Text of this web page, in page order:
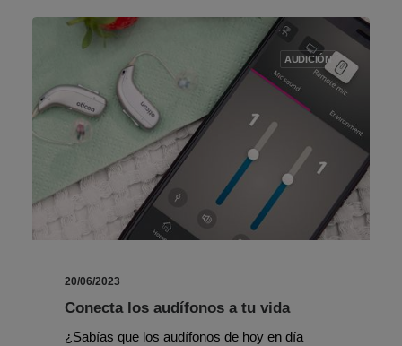
AUDICIÓN
20/06/2023
Conecta los audífonos a tu vida
¿Sabías que los audífonos de hoy en día